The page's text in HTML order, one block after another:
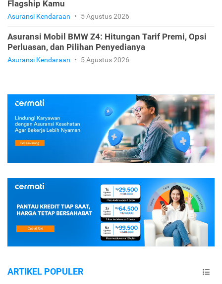
Flagship Kamu
Asuransi Kendaraan • 5 Agustus 2026
Asuransi Mobil BMW Z4: Hitungan Tarif Premi, Opsi
Perluasan, dan Pilihan Penyedianya
Asuransi Kendaraan • 5 Agustus 2026
ARTIKEL POPULER